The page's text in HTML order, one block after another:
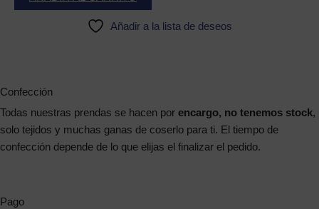
Añadir a la lista de deseos
Confección
Todas nuestras prendas se hacen por encargo, no tenemos stock,
solo tejidos y muchas ganas de coserlo para ti. El tiempo de
confección depende de lo que elijas el finalizar el pedido.
Pago